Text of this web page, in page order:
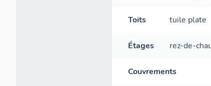
Toits tuile plate
Étages rez-de-
Couvrements